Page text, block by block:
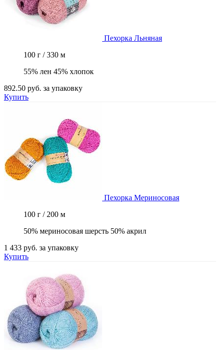
Пехорка Льняная
100 г / 330 м
55% лен 45% хлопок
892.50 руб. за упаковку
Купить
Пехорка Мериносовая
100 г / 200 м
50% мериносовая шерсть 50% акрил
1 433 руб. за упаковку
Купить